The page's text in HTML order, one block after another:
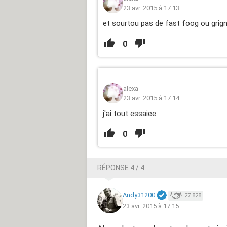
23 avr. 2015 à 17:13
et sourtou pas de fast foog ou
0
alexa
23 avr. 2015 à 17:14
j'ai tout essaiee
0
RÉPONSE 4 / 4
Andy31200 27 828
23 avr. 2015 à 17:15